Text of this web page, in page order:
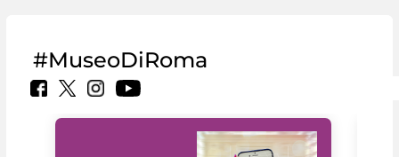
#MuseoDiRoma